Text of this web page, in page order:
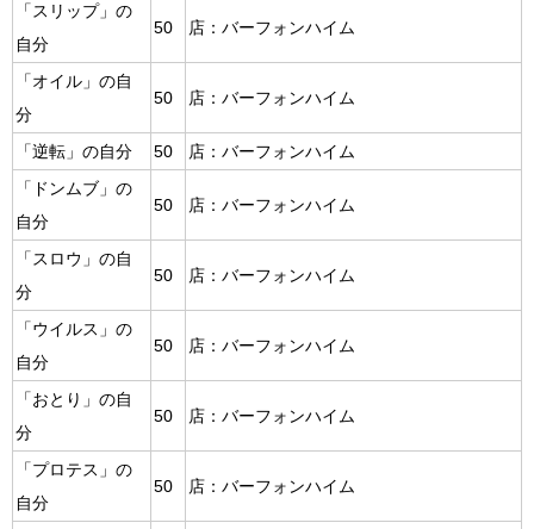
「スリップ」の
自分
50 店：バーフォンハイム
「オイル」の自
分
50 店：バーフォンハイム
「逆転」の自分 50
店：バーフォンハイム
「ドンムブ」の
自分
50 店：バーフォンハイム
「スロウ」の自
分
50 店：バーフォンハイム
「ウイルス」の
自分
50 店：バーフォンハイム
「おとり」の自
分
50 店：バーフォンハイム
「プロテス」の
自分
50 店：バーフォンハイム